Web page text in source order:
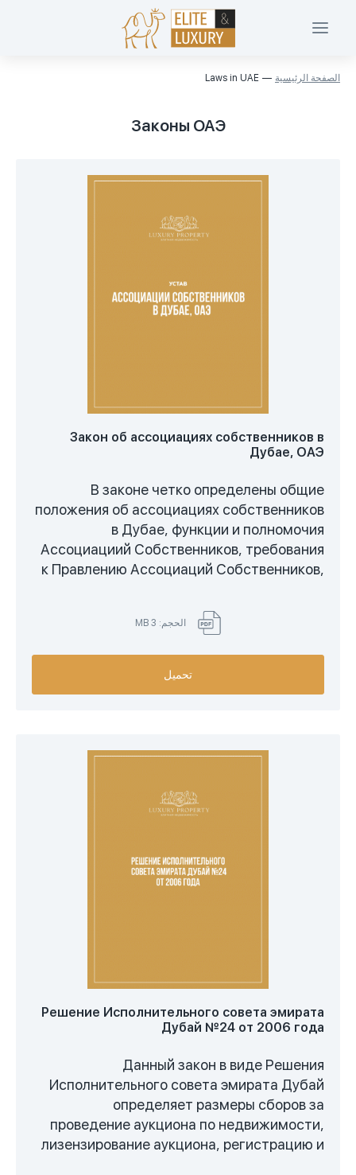
الصفحة الرئيسية Laws in UAE
Законы ОАЭ
Закон об ассоциациях собственников в
Дубае, ОАЭ
В законе четко определены общие
положения об ассоциациях собственников
в Дубае, функции и полномочия
Ассоциациий Собственников, требования
к Правлению Ассоциаций Собственников,
голосования на общих собраниях, правила
по отношению к Управляющему
выбору компаний и третьих сторон, даны
решения спорных вопросов, а также
функционирования Ассоциации.
Приложение №1 описывает Кодекс членов
الحجم: 3 MB
تحميل
Решение Исполнительного совета эмирата
Дубай №24 от 2006 года
Данный закон в виде Решения
Исполнительного совета эмирата Дубай
определяет размеры сборов за
проведение аукциона по недвижимости,
лизензирование аукциона, регистрацию и